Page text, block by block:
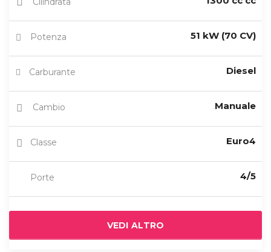
Potenza 51 kW (70 CV)
Carburante Diesel
Cambio Manuale
Classe Euro4
Porte 4/5
VEDI ALTRO